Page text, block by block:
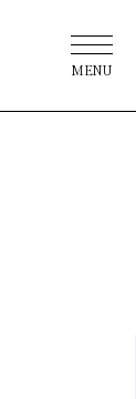
MENU